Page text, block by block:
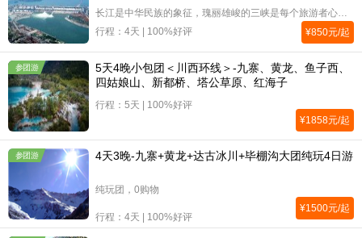
长江是中华民族的象征，瑰丽雄峻的三峡是每个旅游者心中的梦境。瞿塘峡雄伟险峻，巫峡秀丽深幽，西陵峡滩多水急，这一切如何不让人魂牵梦绕,重庆至宜昌是长江三峡游览的传统下水线路，乘游船顺水而下，在千古猿声中，坐看两岸万重险山，江风拂面，这会成为每一位都市人都终身难忘的经历。
行程：4天 | 100%好评
¥850元/起
参团游
5天4晚小包团＜川西环线＞-九寨、黄龙、鱼子西、
四姑娘山、新都桥、塔公草原、红海子
行程：5天 | 100%好评
¥1858元/起
参团游 4天3晚-九寨+黄龙+达古冰川+毕棚沟大团纯玩4日游
纯玩团，0购物
行程：4天 | 100%好评
¥1500元/起